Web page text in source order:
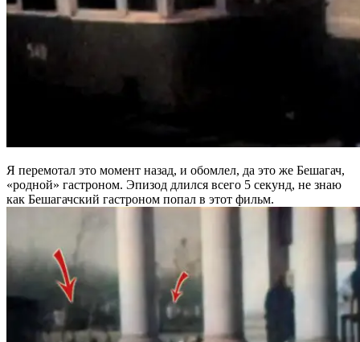
Я перемотал это момент назад, и обомлел, да это же Бешагач,
«родной» гастроном. Эпизод длился всего 5 секунд, не знаю
как Бешагачский гастроном попал в этот фильм.